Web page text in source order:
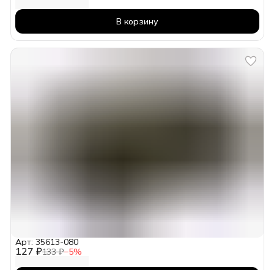
В корзину
127 ₽133 ₽−5%
Арт: 35613-080